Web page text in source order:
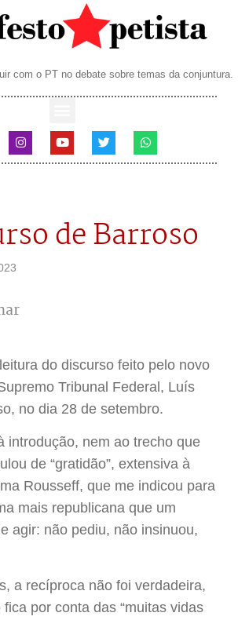
com o PT no debate sobre temas da conjuntura.
de Barroso
do discurso feito pelo novo
Tribunal Federal, Luís
no dia 28 de setembro.
introdução, nem ao trecho que
de “gratidão”, extensiva à
Rousseff, que me indicou para
mais republicana que um
agir: não pediu, não insinuou,
a recíproca não foi verdadeira,
por conta das “muitas vidas